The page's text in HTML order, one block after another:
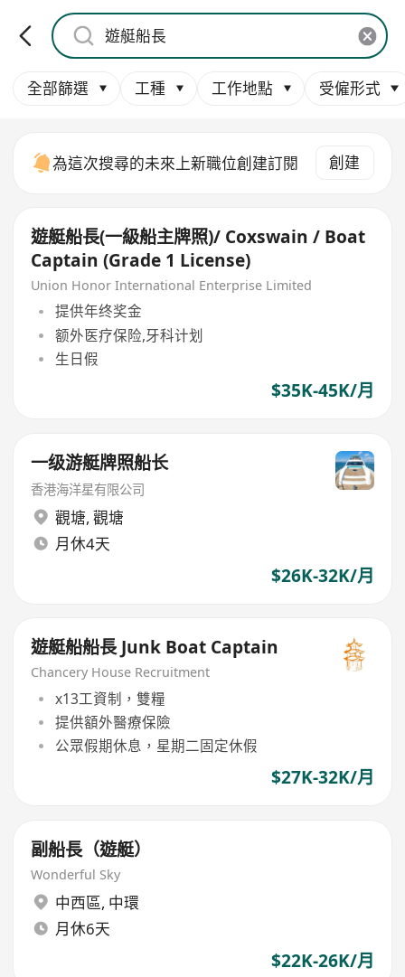
全部篩選 工種 工作地點 受僱形式
為這次搜尋的未來上新職位創建訂閱 創建
遊艇船長(一級船主牌照)/ Coxswain / Boat
Captain (Grade 1 License)
Union Honor International Enterprise Limited
提供年终奖金
额外医疗保险,牙科计划
生日假
$35K-45K/月
一级游艇牌照船长
香港海洋星有限公司
觀塘, 觀塘
月休4天
$26K-32K/月
遊艇船船長 Junk Boat Captain
Chancery House Recruitment
x13工資制，雙糧
提供額外醫療保險
公眾假期休息，星期二固定休假
$27K-32K/月
副船長（遊艇）
Wonderful Sky
中西區, 中環
月休6天
$22K-26K/月